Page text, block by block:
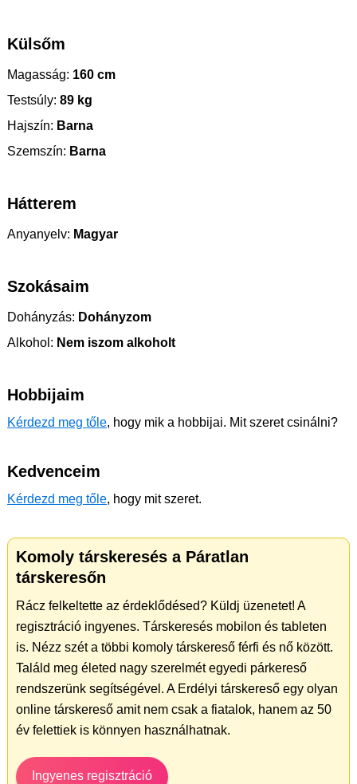
Külsőm
Magasság: 160 cm
Testsúly: 89 kg
Hajszín: Barna
Szemszín: Barna
Hátterem
Anyanyelv: Magyar
Szokásaim
Dohányzás: Dohányzom
Alkohol: Nem iszom alkoholt
Hobbijaim
Kérdezd meg tőle, hogy mik a hobbijai. Mit szeret csinálni?
Kedvenceim
Kérdezd meg tőle, hogy mit szeret.
Komoly társkeresés a Páratlan
társkeresőn
Rácz felkeltette az érdeklődésed? Küldj üzenetet! A
regisztráció ingyenes. Társkeresés mobilon és tableten
is. Nézz szét a többi komoly társkereső férfi és nő között.
Találd meg életed nagy szerelmét egyedi párkereső
rendszerünk segítségével. A Erdélyi társkereső egy olyan
online társkereső amit nem csak a fiatalok, hanem az 50
év felettiek is könnyen használhatnak.
Ingyenes regisztráció